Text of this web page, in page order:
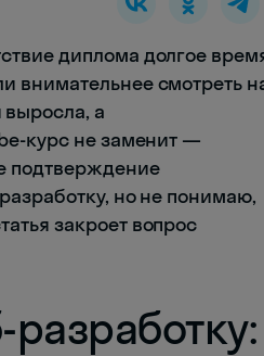
диплома долгое
внимательнее смотреть
а
курс не заменит —
подтверждение
но не понимаю,
закроет вопрос
разработку: